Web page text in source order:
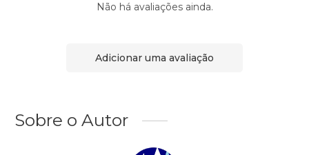
Não há avaliações ainda.
Adicionar uma avaliação
Sobre o Autor